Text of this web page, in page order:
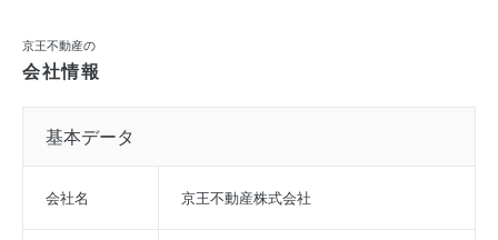
京王不動産の
会社情報
基本データ
会社名 京王不動産株式会社